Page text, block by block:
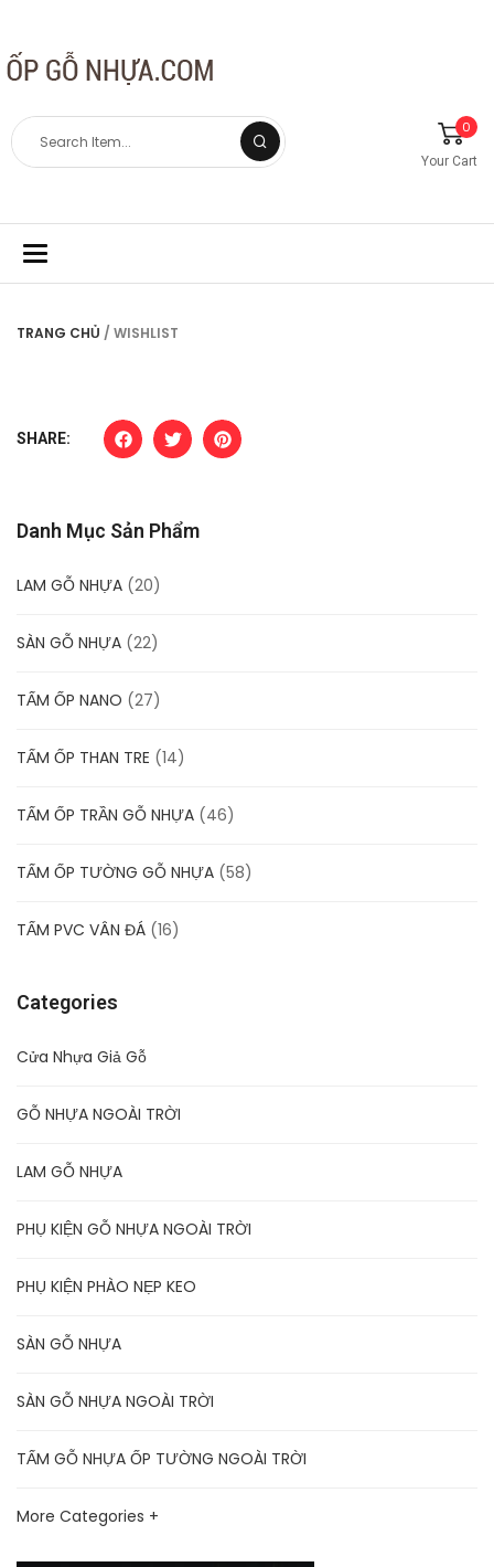
0
Your Cart
Toggle
navigation
TRANG CHỦ / WISHLIST
SHARE:
Danh Mục Sản Phẩm
LAM GỖ NHỰA (20)
SÀN GỖ NHỰA (22)
TẤM ỐP NANO (27)
TẤM ỐP THAN TRE (14)
TẤM ỐP TRẦN GỖ NHỰA (46)
TẤM ỐP TƯỜNG GỖ NHỰA (58)
TẤM PVC VÂN ĐÁ (16)
Categories
Cửa Nhựa Giả Gỗ
GỖ NHỰA NGOÀI TRỜI
LAM GỖ NHỰA
PHỤ KIỆN GỖ NHỰA NGOÀI TRỜI
PHỤ KIỆN PHÀO NẸP KEO
SÀN GỖ NHỰA
SÀN GỖ NHỰA NGOÀI TRỜI
TẤM GỖ NHỰA ỐP TƯỜNG NGOÀI TRỜI
More Categories +